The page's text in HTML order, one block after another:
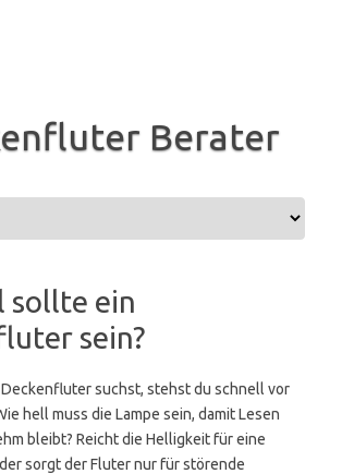
Berater
sollte ein
sein?
suchst, stehst du schnell vor
hell muss die Lampe sein, damit Lesen
bleibt? Reicht die Helligkeit für eine
sorgt der Fluter nur für störende